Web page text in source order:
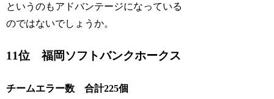
というのもアドバンテージになっている
のではないでしょうか。
11位 福岡ソフトバンクホークス
チームエラー数 合計225個